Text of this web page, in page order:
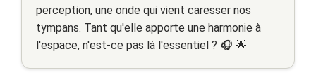
perception, une onde qui vient caresser nos
tympans. Tant qu'elle apporte une harmonie à
l'espace, n'est-ce pas là l'essentiel ? 🎧 🌟